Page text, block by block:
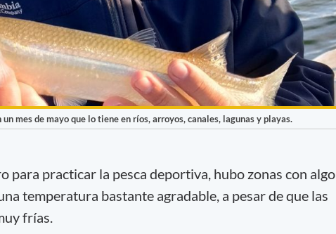
mes de mayo que lo tiene en ríos, arroyos, canales, lagunas y playas.
para practicar la pesca deportiva, hubo zonas con algo
temperatura bastante agradable, a pesar de que las
frías.